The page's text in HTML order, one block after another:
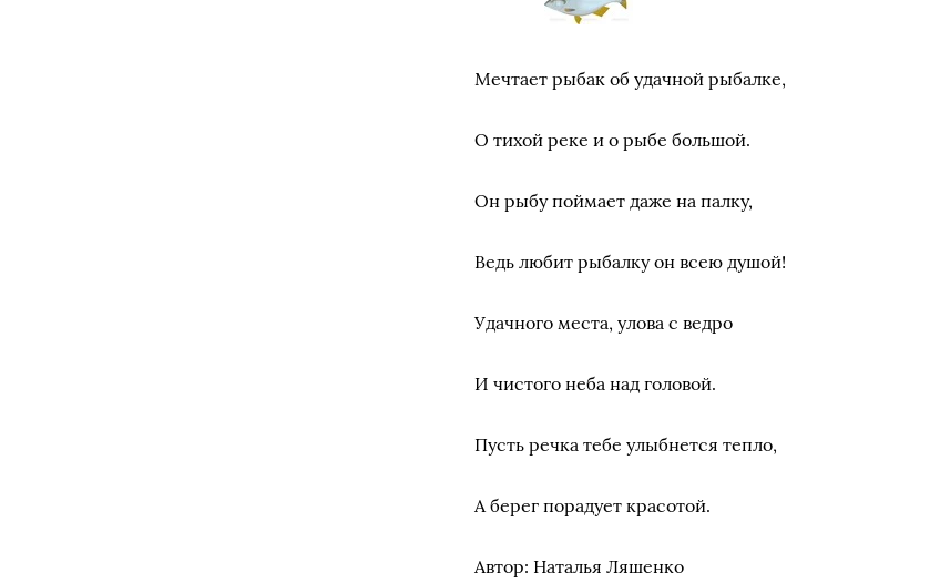
Мечтает рыбак об удачной рыбалке,
О тихой реке и о рыбе большой.
Он рыбу поймает даже на палку,
Ведь любит рыбалку он всею душой!
Удачного места, улова с ведро
И чистого неба над головой.
Пусть речка тебе улыбнется тепло,
А берег порадует красотой.
Автор: Наталья Ляшенко